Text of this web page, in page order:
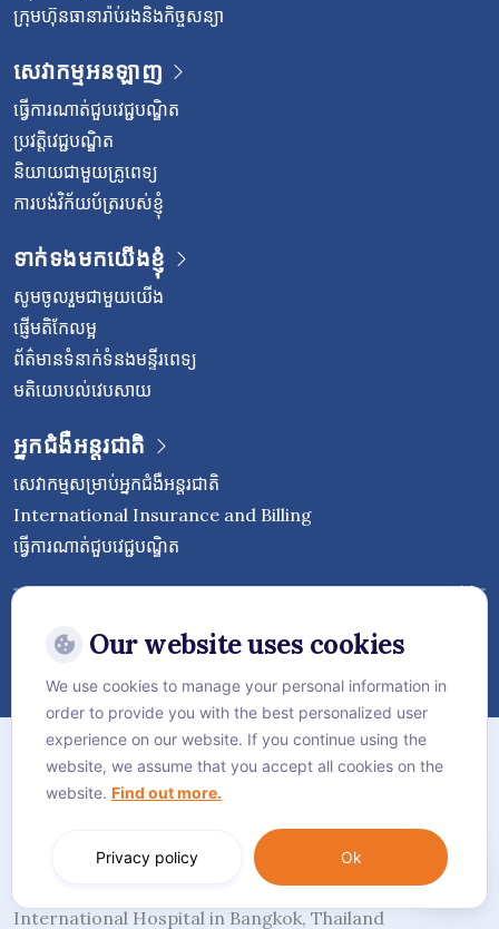
ក្រុមហ៊ុនធានារ៉ាប់រងនិងកិច្ចសន្យា
សេវាកម្មអនឡាញ
ធ្វើការណាត់ជួបវេជ្ជបណ្ឌិត
ប្រវត្តិវេជ្ជបណ្ឌិត
និយាយជាមួយគ្រូពេទ្យ
ការបង់វិក័យប័ត្ររបស់ខ្ញុំ
ទាក់ទងមកយើងខ្ញុំ
សូមចូលរួមជាមួយយើង
ផ្ញើមតិកែលម្អ
ព័ត៌មានទំនាក់ទំនងមន្ទីរពេទ្យ
មតិយោបល់វេបសាយ
អ្នកជំងឺអន្តរជាតិ
សេវាកម្មសម្រាប់អ្នកជំងឺអន្តរជាតិ
International Insurance and Billing
ធ្វើការណាត់ជួបវេជ្ជបណ្ឌិត
Follow Vejthani International
Hospital
ផែនទីគេហទំព័រ
គោលការណ៍​ភាព​ឯកជន
© Vejthani International Hospital | JCI Accredited
International Hospital in Bangkok, Thailand
Language:ភាសាខ្មែរ
Our website uses cookies
We use cookies to manage your personal information in
order to provide you with the best personalized user
experience on our website. If you continue using the
website, we assume that you accept all cookies on the
website. Find out more.
Ok
Privacy policy